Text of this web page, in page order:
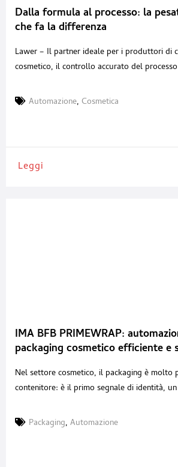
Dalla formula al processo: la
che fa la differenza
Lawer – Il partner ideale per i produttori di
cosmetico, il controllo accurato del
tracciabilità e sicurezza nella gestione delle
Automazione, Cosmetica
Leggi
IMA BFB PRIMEWRAP:
packaging cosmetico efficiente e
Nel settore cosmetico, il packaging è molto
contenitore: è il primo segnale di identità,
che si gioca una parte importante della
Packaging, Automazione